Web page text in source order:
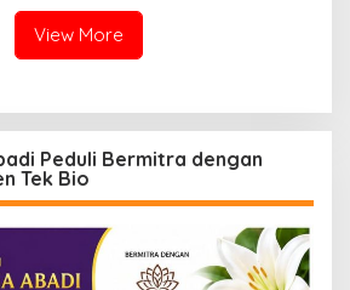
View More
Peduli Bermitra dengan
Tek Bio